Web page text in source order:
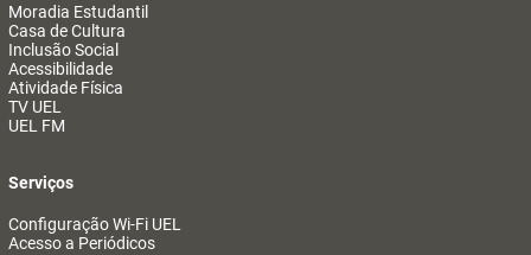
Moradia Estudantil
Casa de Cultura
Inclusão Social
Acessibilidade
Atividade Física
TV UEL
UEL FM
Serviços
Configuração Wi-Fi UEL
Acesso a Periódicos